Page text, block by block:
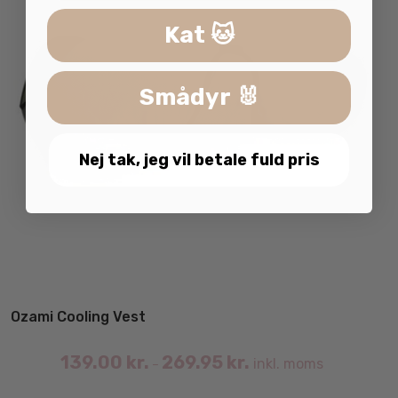
Ozami Cooling Vest
139.00 kr. – 269.95 kr. inkl. moms
Kat 🐱
Smådyr 🐰
Nej tak, jeg vil betale fuld pris